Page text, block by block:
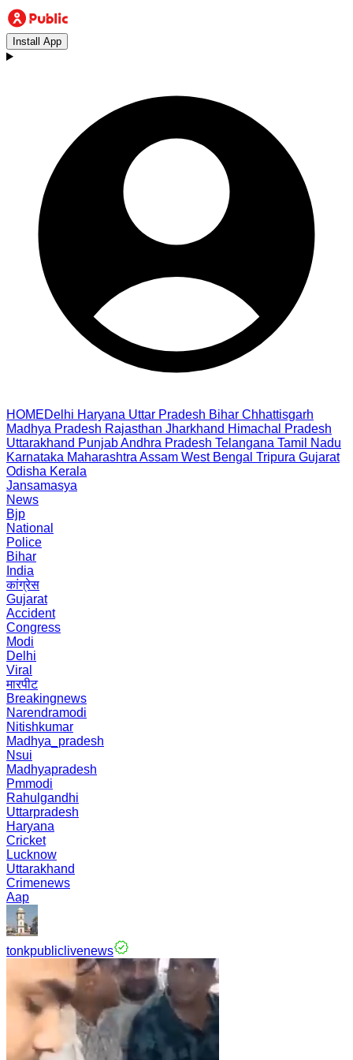
Install App
HOMEDelhi Haryana Uttar Pradesh Bihar Chhattisgarh
Madhya Pradesh Rajasthan Jharkhand Himachal Pradesh
Uttarakhand PunjabAndhra Pradesh Telangana Tamil Nadu
Karnataka Maharashtra Assam West Bengal Tripura Gujarat
Odisha Kerala
Jansamasya
News
Bjp
National
Police
Bihar
India
कांग्रेस
Gujarat
Accident
Congress
Modi
Delhi
Viral
मारपीट
Breakingnews
Narendramodi
Nitishkumar
Madhya_pradesh
Nsui
Madhyapradesh
Pmmodi
Rahulgandhi
Uttarpradesh
Haryana
Cricket
Lucknow
Uttarakhand
Crimenews
Aap
tonkpubliclivenews